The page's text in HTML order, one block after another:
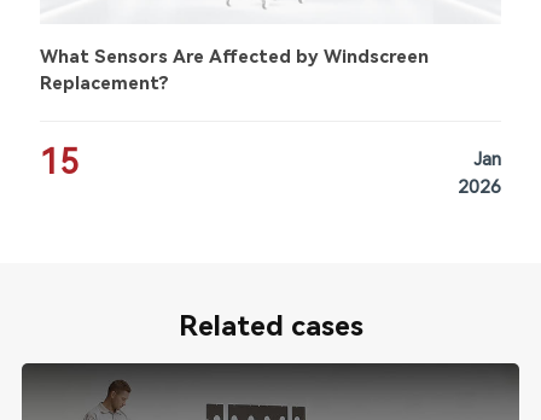
What Sensors Are Affected by Windscreen
Replacement?
15
Jan
2026
Related cases